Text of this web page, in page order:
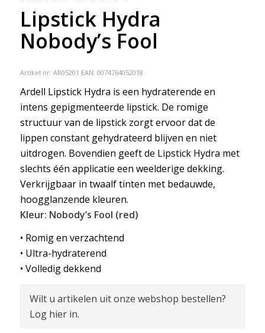
Lipstick Hydra
Nobody’s Fool
Artikel nr: AR05201 EAN: 0074764052018
Ardell Lipstick Hydra is een hydraterende en
intens gepigmenteerde lipstick. De romige
structuur van de lipstick zorgt ervoor dat de
lippen constant gehydrateerd blijven en niet
uitdrogen. Bovendien geeft de Lipstick Hydra met
slechts één applicatie een weelderige dekking.
Verkrijgbaar in twaalf tinten met bedauwde,
hoogglanzende kleuren.
Kleur: Nobody’s Fool (red)
• Romig en verzachtend
• Ultra-hydraterend
• Volledig dekkend
Wilt u artikelen uit onze webshop bestellen?
Log hier in.